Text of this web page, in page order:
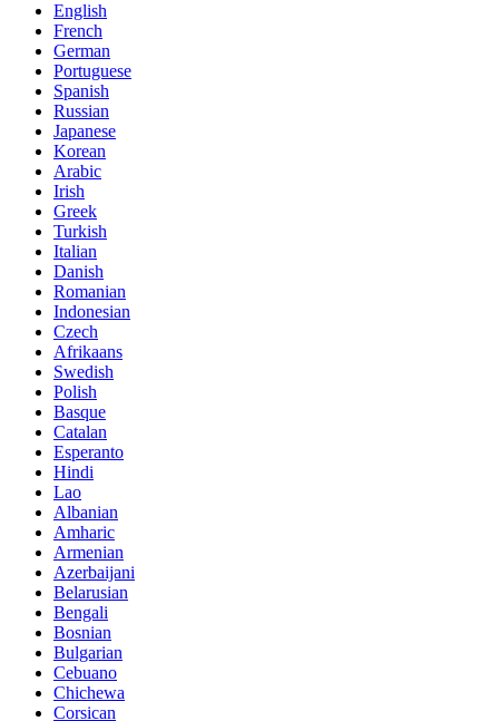
English
French
German
Portuguese
Spanish
Russian
Japanese
Korean
Arabic
Irish
Greek
Turkish
Italian
Danish
Romanian
Indonesian
Czech
Afrikaans
Swedish
Polish
Basque
Catalan
Esperanto
Hindi
Lao
Albanian
Amharic
Armenian
Azerbaijani
Belarusian
Bengali
Bosnian
Bulgarian
Cebuano
Chichewa
Corsican